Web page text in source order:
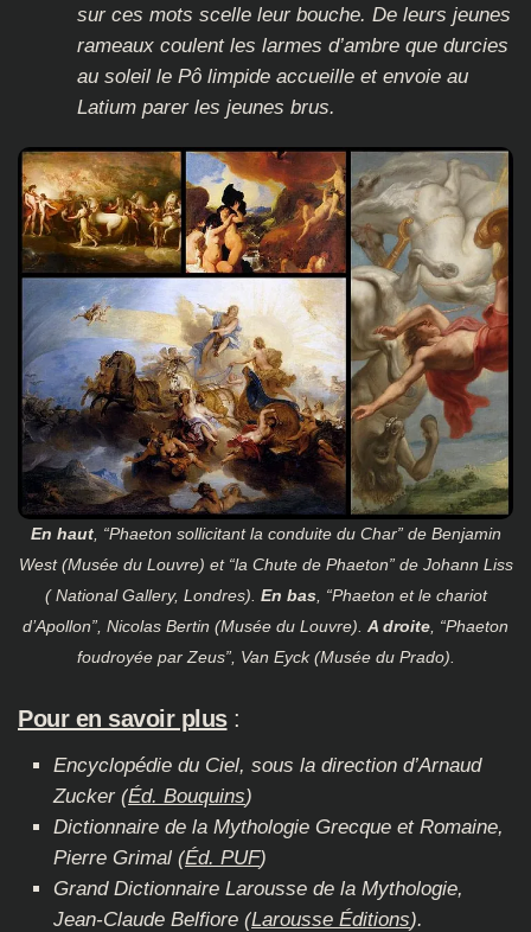
sur ces mots scelle leur bouche. De leurs jeunes
rameaux coulent les larmes d’ambre que durcies
au soleil le Pô limpide accueille et envoie au
Latium parer les jeunes brus.
En haut, “Phaeton sollicitant la conduite du Char” de Benjamin
West (Musée du Louvre) et “la Chute de Phaeton” de Johann Liss
( National Gallery, Londres). En bas, “Phaeton et le chariot
d’Apollon”, Nicolas Bertin (Musée du Louvre). A droite , “Phaeton
foudroyée par Zeus”, Van Eyck (Musée du Prado).
Pour en savoir plus:
Encyclopédie du Ciel, sous la direction d’Arnaud
Zucker (Éd. Bouquins)
Dictionnaire de la Mythologie Grecque et Romaine,
Pierre Grimal (Éd. PUF)
Grand Dictionnaire Larousse de la Mythologie,
Jean-Claude Belfiore (Larousse Éditions).